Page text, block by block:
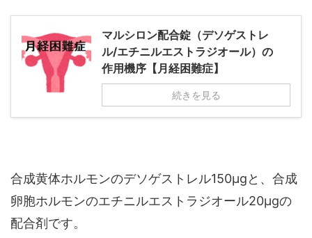
マルシロン配合錠（デソゲストレ
ル/エチニルエストラジオール）の
作用機序【月経困難症】
続きを見る
合成黄体ホルモンのデソゲストレル150μgと、合成
卵胞ホルモンのエチニルエストラジオール20μgの
配合剤です。